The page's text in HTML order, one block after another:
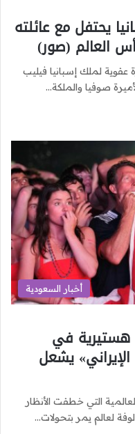
يحتفل مع عائلته
العالم (صور)
صورة عفوية لملك إسبانيا فيليب
صوفيا والملكة…
أخبار السعودية
صدمة هستيرية في
يشعل
التي خطفت الأنظار
لعالم يمر بتحولات…